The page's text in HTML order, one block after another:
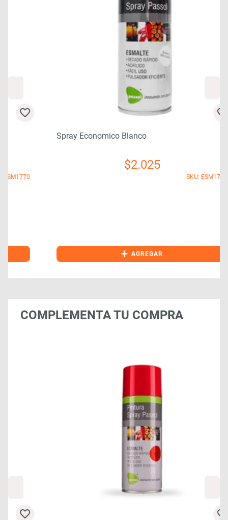
Spray Economico Blanco
2.025
SKU: ESM1795
AGREGAR
COMPLEMENTA TU COMPRA